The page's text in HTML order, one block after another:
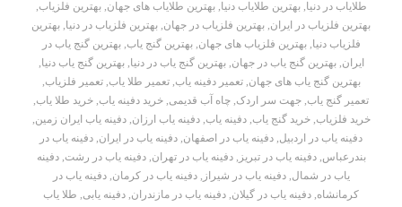
طلایاب در دنیا,بهترین طلایاب دنیا,بهترین طلایاب های جهان,بهترین فلزیاب,
بهترین فلزیاب در ایران, بهترین فلزیاب در جهان, بهترین فلزیاب در دنیا, بهترین
فلزیاب دنیا,بهترین فلزیاب های جهان,بهترین گنج یاب,بهترین گنج یاب در
ایران,بهترین گنج یاب در جهان,بهترین گنج یاب در دنیا,بهترین گنج یاب دنیا,
بهترین گنج یاب های جهان,تعمیر دفینه یاب,تعمیر طلا یاب,تعمیر فلزیاب,
تعمیر گنج یاب, جهت سر اردک, چاه آب قدیمی, خرید دفینه یاب, خرید طلا یاب,
خرید فلزیاب,خرید گنج یاب,دفینه یاب,دفینه یاب ارزان,دفینه یاب ایران زمین,
دفینه یاب در اردبیل, دفینه یاب در اصفهان, دفینه یاب در ایران, دفینه یاب در
بندرعباس,دفینه یاب در تبریز ,دفینه یاب در تهران,دفینه یاب در رشت,دفینه
یاب در شمال,دفینه یاب در شیراز ,دفینه یاب در کرمان,دفینه یاب در
کرمانشاه, دفینه یاب در گیلان, دفینه یاب در مازندران, دفینه یابی, طلا یاب